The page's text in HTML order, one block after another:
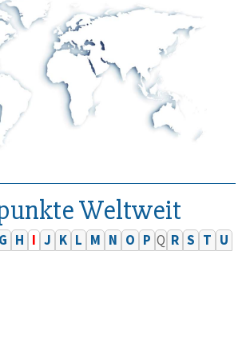
Weltweit
G H I J K L M N O P Q R S T U